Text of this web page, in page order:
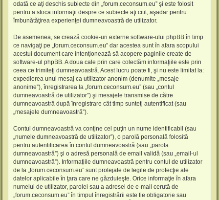
odată ce aţi deschis subiecte din „forum.ceconsum.eu” şi este folosit
pentru a stoca informaţii despre ce subiecte aţi citit, aşadar pentru
îmbunătăţirea experienţei dumneavoastră de utilizator.
De asemenea, se crează cookie-uri externe software-ului phpBB în timp
ce navigaţi pe „forum.ceconsum.eu” dar acestea sunt în afara scopului
acestui document care intenţionează să acopere paginile create de
software-ul phpBB. A doua cale prin care colectăm informaţiile este prin
ceea ce trimiteţi dumneavoastră. Acest lucru poate fi, şi nu este limitat la:
expedierea unui mesaj ca utilizator anonim (denumite „mesaje
anonime”), înregistrarea la „forum.ceconsum.eu” (sau „contul
dumneavoastră de utilizator”) şi mesajele transmise de către
dumneavoastră după înregistrare cât timp sunteţi autentificat (sau
„mesajele dumneavoastră”).
Contul dumneavoastră va conţine cel puţin un nume identificabil (sau
„numele dumneavoastră de utilizator”), o parolă personală folosită
pentru autentificarea în contul dumneavoastră (sau „parola
dumneavoastră”) şi o adresă personală de email validă (sau „email-ul
dumneavoastră”). Informaţiile dumneavoastră pentru contul de utilizator
de la „forum.ceconsum.eu” sunt protejate de legile de protecţie ale
datelor aplicabile în ţara care ne găzduieşte. Orice informaţie în afara
numelui de utilizator, parolei sau a adresei de e-mail cerută de
„forum.ceconsum.eu” în timpul înregistrării este fie obligatorie sau